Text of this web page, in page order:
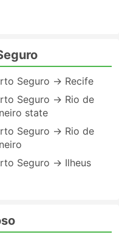
Seguro → Recife
Seguro → Rio de
state
Seguro → Rio de
Seguro → Ilheus